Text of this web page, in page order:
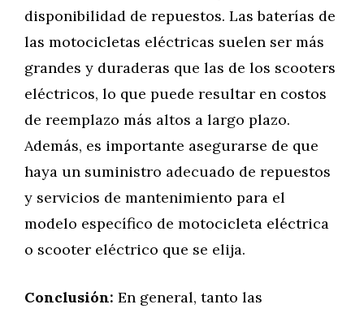
disponibilidad de repuestos. Las baterías de
las motocicletas eléctricas suelen ser más
grandes y duraderas que las de los scooters
eléctricos, lo que puede resultar en costos
de reemplazo más altos a largo plazo.
Además, es importante asegurarse de que
haya un suministro adecuado de repuestos
y servicios de mantenimiento para el
modelo específico de motocicleta eléctrica
o scooter eléctrico que se elija.
Conclusión: En general, tanto las